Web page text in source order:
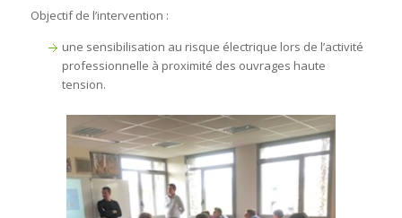
Objectif de l’intervention :
une sensibilisation au risque électrique lors de l’activité
professionnelle à proximité des ouvrages haute
tension.